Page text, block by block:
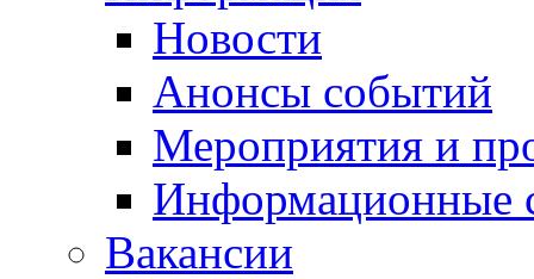
Новости
Анонсы событий
Мероприятия и
Информационные
Вакансии